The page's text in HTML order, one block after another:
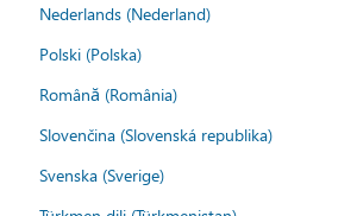
Nederlands (Nederland)
Polski (Polska)
Română (România)
Slovenčina (Slovenská republika)
Svenska (Sverige)